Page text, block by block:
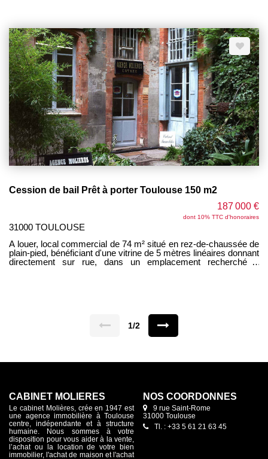
votre activité. Possibilité de faire une activité de petite
restauration sans cuisson.
Cession de bail Prêt à porter Toulouse 150 m2
187 000 €
dont 10% TTC d'honoraires
31000 TOULOUSE
A louer, local commercial de 74 m² situé en rez-de-chaussée de
plain-pied, bénéficiant d'une vitrine de 5 mètres linéaires donnant
directement sur rue, dans un emplacement recherché à
sur rue Belle réserve à l'arrière Emplacement idéal et forte
visibilité Toutes activités possibles sauf activités générant des
1/2
CABINET MOLIÈRES
Le cabinet Molières, crée en 1947 est
une agence immobilière à Toulouse
centre, indépendante et à structure
humaine. Nous sommes à votre
disposition pour vous aider à la vente,
l’achat ou la location de votre bien
immobilier, l'achat de maison et l'achat
NOS COORDONNES
9 rue Saint-Rome
31000 Toulouse
Tl. : +33 5 61 21 63 45